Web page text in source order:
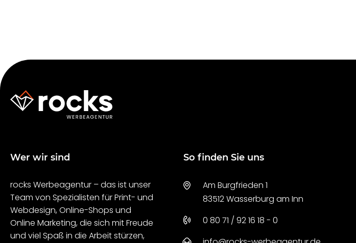
Wer wir sind
rocks Werbeagentur – das ist unser
Team von Spezialisten für Print- und
Webdesign, Online-Shops und
Online Marketing, die sich mit Freude
und viel Spaß in die Arbeit stürzen,
So finden Sie uns
Am Burgfrieden 1
83512 Wasserburg am Inn
0 80 71 / 92 16 18 - 0